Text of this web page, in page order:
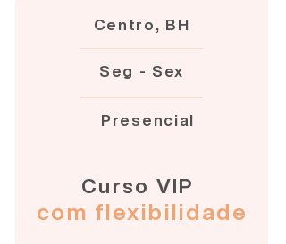
Centro, BH
Seg - Sex
Presencial
com flexibilidade
Curso VIP